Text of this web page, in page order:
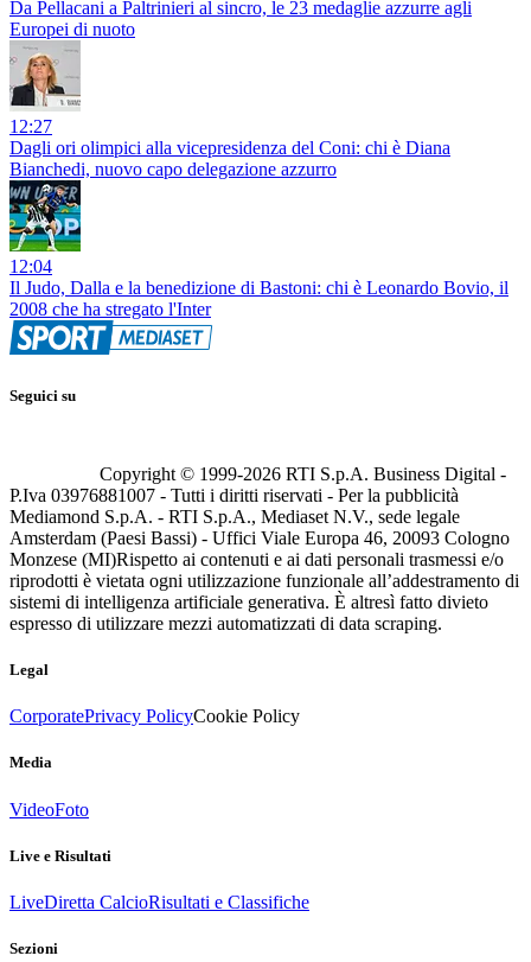
Da Pellacani a Paltrinieri al sincro, le 23 medaglie azzurre agli
Europei di nuoto
12:27
Dagli ori olimpici alla vicepresidenza del Coni: chi è Diana
Bianchedi, nuovo capo delegazione azzurro
12:04
Il Judo, Dalla e la benedizione di Bastoni: chi è Leonardo Bovio, il
2008 che ha stregato l'Inter
Seguici su
Copyright © 1999-2026 RTI S.p.A. Business Digital -
P.Iva 03976881007 - Tutti i diritti riservati - Per la pubblicità
Mediamond S.p.A. - RTI S.p.A., Mediaset N.V., sede legale
Amsterdam (Paesi Bassi) - Uffici Viale Europa 46, 20093 Cologno
Monzese (MI)Rispetto ai contenuti e ai dati personali trasmessi e/o
riprodotti è vietata ogni utilizzazione funzionale all’addestramento di
sistemi di intelligenza artificiale generativa. È altresì fatto divieto
espresso di utilizzare mezzi automatizzati di data scraping.
Legal
CorporatePrivacy PolicyCookie Policy
Media
VideoFoto
Live e Risultati
LiveDiretta CalcioRisultati e Classifiche
Sezioni